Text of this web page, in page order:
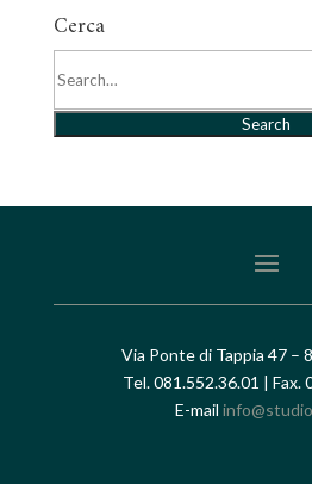
Cerca
Search
Via Ponte di Tappia 47 –
Tel. 081.552.36.01 | Fax.
E-mail